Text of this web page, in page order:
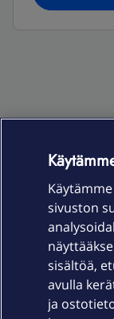
Laitteet &
Palvelut
sivuston
sisältöä,
avulla
ja